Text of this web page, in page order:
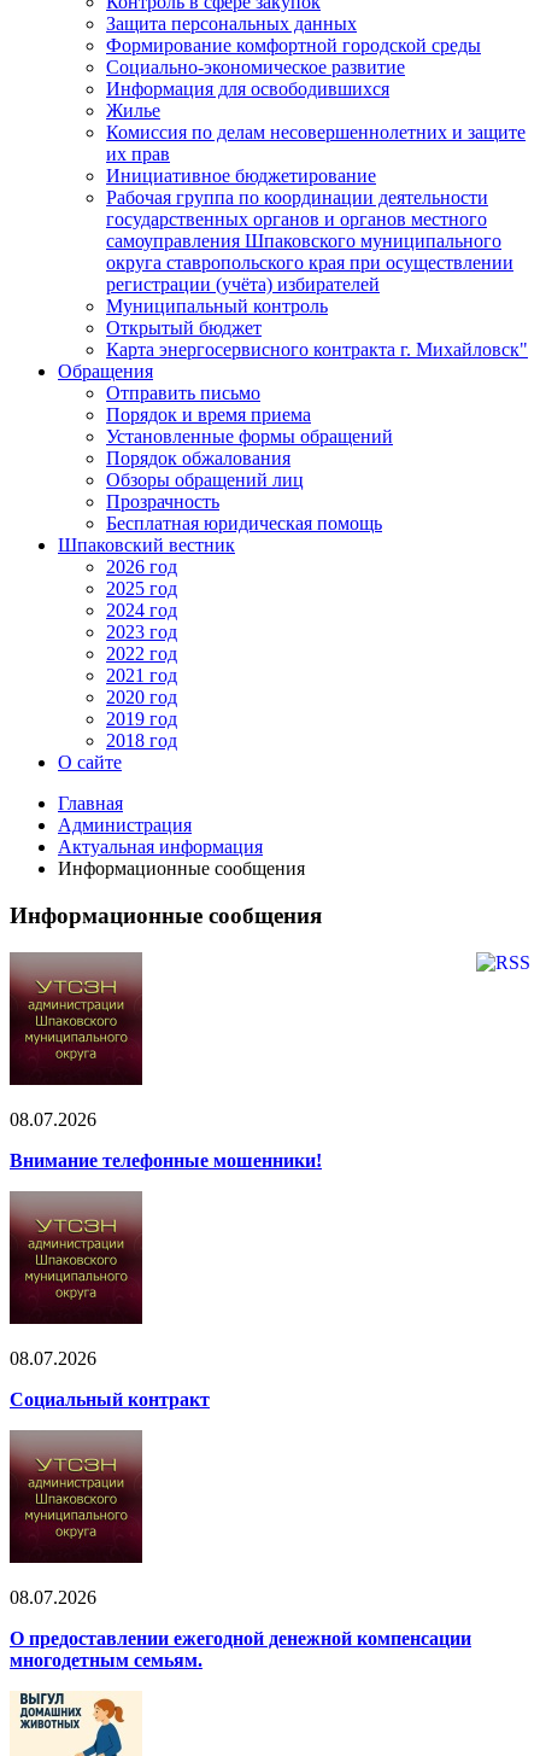
Защита персональных данных
Формирование комфортной городской среды
Социально-экономическое развитие
Информация для освободившихся
Жилье
Комиссия по делам несовершеннолетних и защите
их прав
Инициативное бюджетирование
Рабочая группа по координации деятельности
государственных органов и органов местного
самоуправления Шпаковского муниципального
округа ставропольского края при осуществлении
регистрации (учёта) избирателей
Муниципальный контроль
Открытый бюджет
Карта энергосервисного контракта г. Михайловск"
Обращения
Отправить письмо
Порядок и время приема
Установленные формы обращений
Порядок обжалования
Обзоры обращений лиц
Прозрачность
Бесплатная юридическая помощь
Шпаковский вестник
2026 год
2025 год
2024 год
2023 год
2022 год
2021 год
2020 год
2019 год
2018 год
О сайте
Главная
Администрация
Актуальная информация
Информационные сообщения
Информационные сообщения
08.07.2026
Внимание телефонные мошенники!
08.07.2026
Социальный контракт
08.07.2026
О предоставлении ежегодной денежной компенсации
многодетным семьям.